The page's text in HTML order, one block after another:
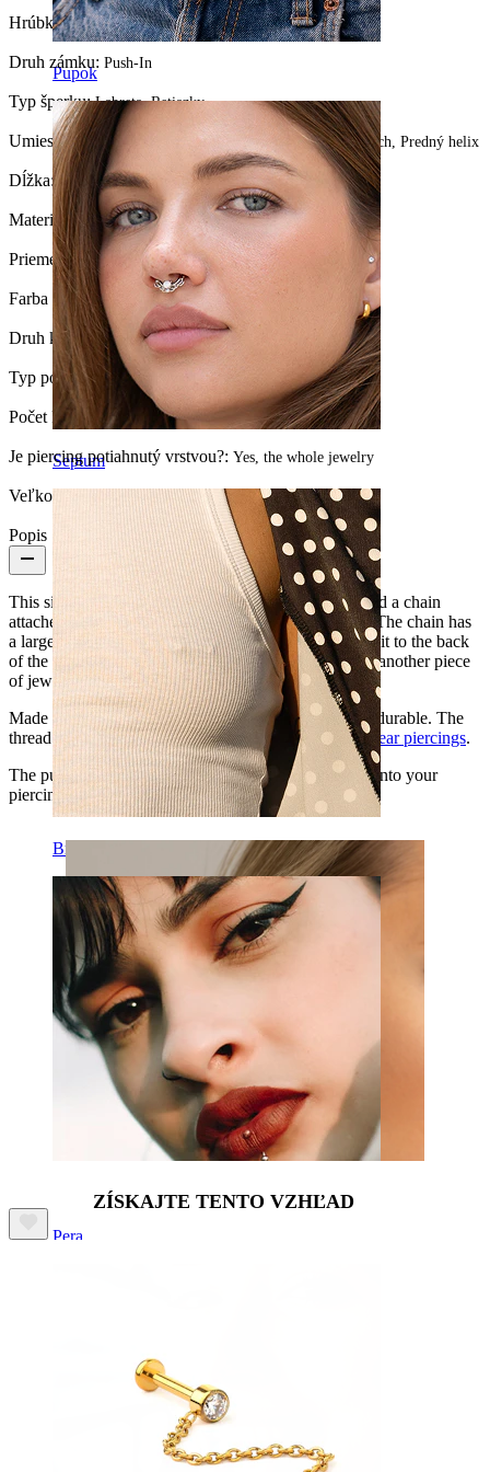
Pupok
Septum
Bradavka
Pera
Hrúbka závitu:1,2 mm
Druh zámku: Push-In
Typ šperku:Labreta, Retiazky
Umiestnenie: Tragus, Ušný lalôčik, Industrial, Helix, Conch, Predný helix
Dĺžka:6 mm
Materiál: Titán
Priemer guličky: 3 mm.
Farba kamienka: Priesvitná
Druh kamienka: Kubická zirkónia
Typ povrchu:PVD coating
Počet kusov:1
Je piercing potiahnutý vrstvou?: Yes, the whole jewelry
Veľkosť guličky: 3 mm
Popis
This simple labret has a bezel set gemstone design, and a chain
attached to the bottom of the setting with a tiny loop. The chain has
a larger loop at the other end, so you can either attach it to the back
of the labret so that it loops over your ear, or link it to another piece
of jewelry in your ear stack.
Made from titanium, this labret is hypoallergenic and durable. The
thread thickness of 1.2 mm makes it suitable for most ear piercings.
The push-in fastening makes it really simple to insert into your
piercings.
ZÍSKAJTE TENTO VZHĽAD